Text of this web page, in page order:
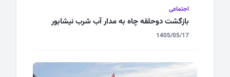
اجتماعی
بازگشت دوحلقه چاه به مدار آب شرب نیشابور
1405/05/17